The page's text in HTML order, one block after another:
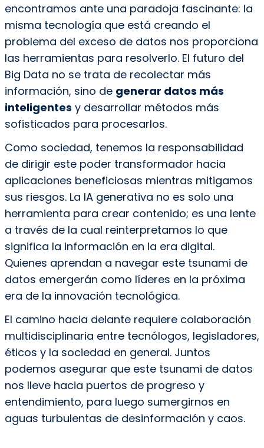
encontramos ante una paradoja fascinante: la
misma tecnología que está creando el
problema del exceso de datos nos proporciona
las herramientas para resolverlo. El futuro del
Big Data no se trata de recolectar más
información, sino de generar datos más
inteligentes y desarrollar métodos más
sofisticados para procesarlos.
Como sociedad, tenemos la responsabilidad
de dirigir este poder transformador hacia
aplicaciones beneficiosas mientras mitigamos
sus riesgos. La IA generativa no es solo una
herramienta para crear contenido; es una lente
a través de la cual reinterpretamos lo que
significa la información en la era digital.
Quienes aprendan a navegar este tsunami de
datos emergerán como líderes en la próxima
era de la innovación tecnológica.
El camino hacia delante requiere colaboración
multidisciplinaria entre tecnólogos, legisladores,
éticos y la sociedad en general. Juntos
podemos asegurar que este tsunami de datos
nos lleve hacia puertos de progreso y
entendimiento, para luego sumergirnos en
aguas turbulentas de desinformación y caos.